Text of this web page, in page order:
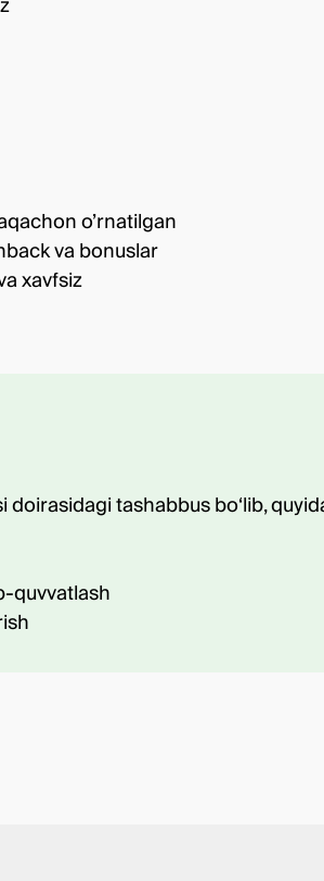
o’rnatilgan
va bonuslar
xavfsiz
tashabbus bo‘lib,
quvvatlash